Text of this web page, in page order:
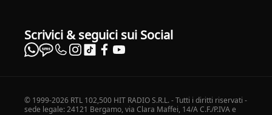
Scrivici & seguici sui Social
© 1999-2026 RTL 102,500 HIT RADIO S.R.L. - Tutti i diritti riservati -
sede legale: 24121 Bergamo, via Clara Maffei, 14/A C.F./P.IVA e